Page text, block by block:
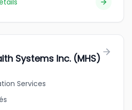
Systems Inc. (MHS)
Services